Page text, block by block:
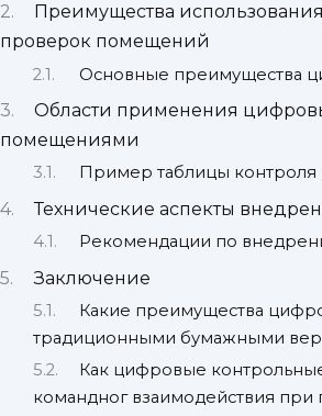
Преимущества
проверок помещений
Основные преимущества
Области применения
помещениями
Пример таблицы
Технические аспекты
Рекомендации по
Заключение
Какие преимущества
традиционными бумажными
Как цифровые
командног взаимодействия